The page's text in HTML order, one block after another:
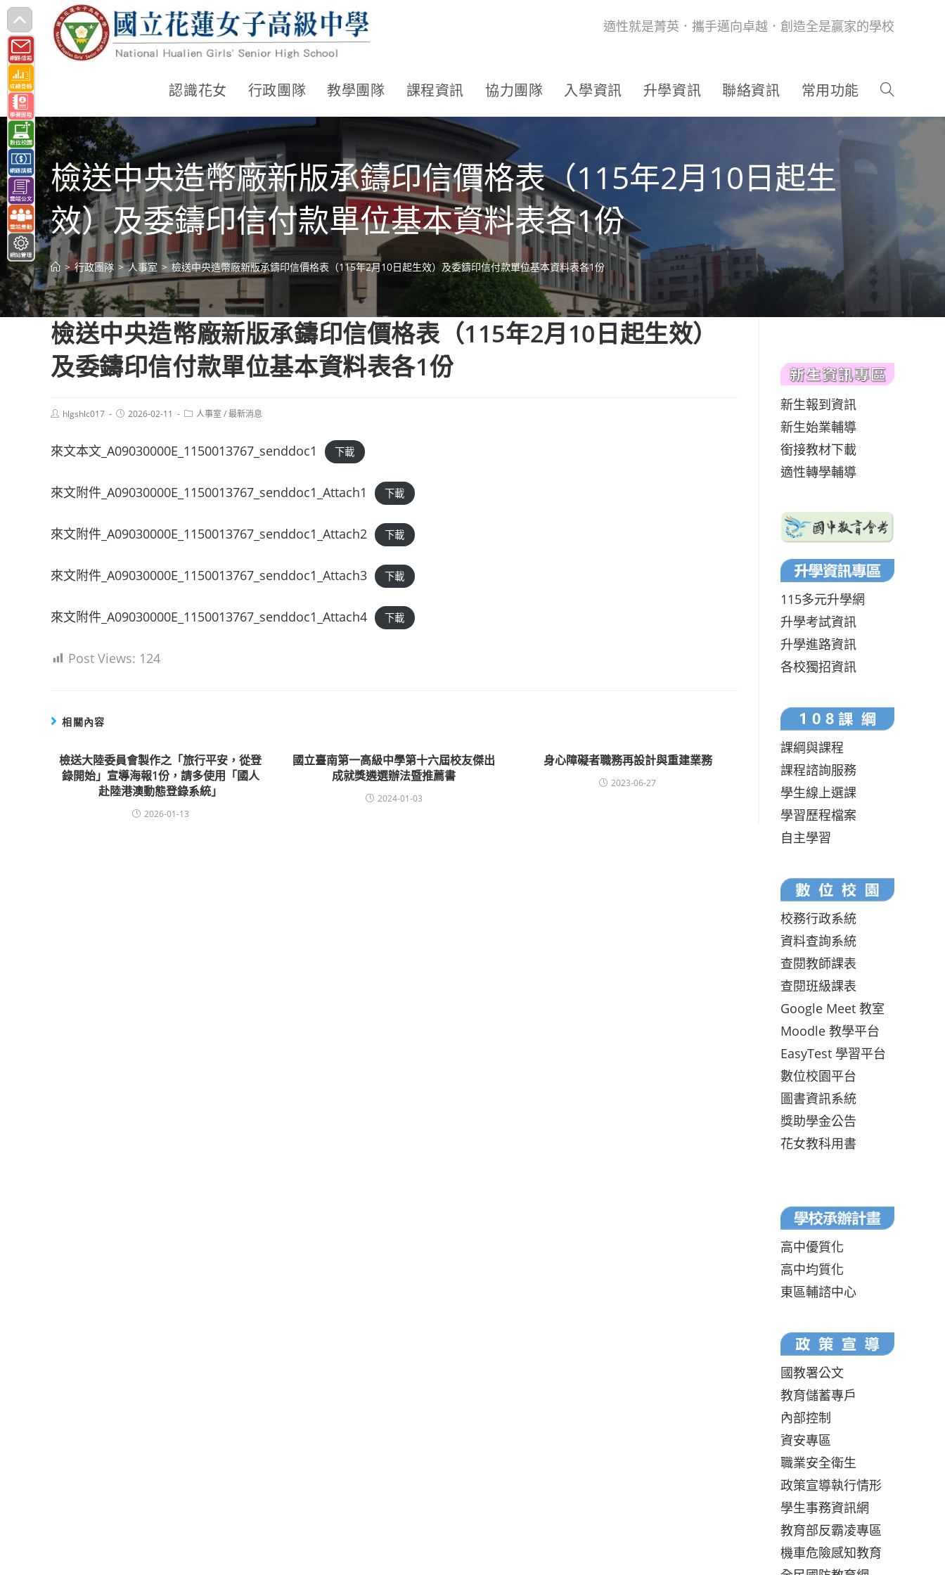
跳
轉
至
主
要
內
容
適性就是菁英．攜手邁向卓越．創造全是贏家的學校
認識花女 行政團隊 教學團隊 課程資訊 協力團隊 入學資訊 升學資訊 聯絡資訊 常用功能
檢送中央造幣廠新版承鑄印信價格表（115年2月10日起生
效）及委鑄印信付款單位基本資料表各1份
> 行政團隊 > 人事室 > 檢送中央造幣廠新版承鑄印信價格表（115年2月10日起生效）及委鑄印信付款單位基本資料表各1份
檢送中央造幣廠新版承鑄印信價格表（115年2月10日起生效）
及委鑄印信付款單位基本資料表各1份
Posthlgshlc017
Post2026-02-11
Post人事室 /最新消息
來文本文_A09030000E_1150013767_senddoc1 下載
來文附件_A09030000E_1150013767_senddoc1_Attach1 下載
來文附件_A09030000E_1150013767_senddoc1_Attach2 下載
來文附件_A09030000E_1150013767_senddoc1_Attach3 下載
來文附件_A09030000E_1150013767_senddoc1_Attach4 下載
Post Views: 124
相關內容
檢送大陸委員會製作之「旅行平安，從登
錄開始」宣導海報1份，請多使用「國人
赴陸港澳動態登錄系統」
2026-01-13
國立臺南第一高級中學第十六屆校友傑出
成就獎遴選辦法暨推薦書
2024-01-03
身心障礙者職務再設計與重建業務
2023-06-27
新生報到資訊
新生始業輔導
銜接教材下載
適性轉學輔導
115多元升學網
升學考試資訊
升學進路資訊
各校獨招資訊
課綱與課程
課程諮詢服務
學生線上選課
學習歷程檔案
自主學習
校務行政系統
資料查詢系統
查閱教師課表
查閱班級課表
Google Meet 教室
Moodle 教學平台
EasyTest 學習平台
數位校園平台
圖書資訊系統
獎助學金公告
花女教科用書
高中優質化
高中均質化
東區輔諮中心
國教署公文
教育儲蓄專戶
內部控制
資安專區
職業安全衛生
政策宣導執行情形
學生事務資訊網
教育部反霸凌專區
機車危險感知教育